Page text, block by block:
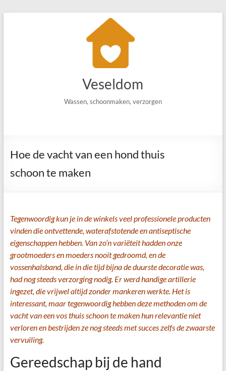
Veseldom
Wassen, schoonmaken, verzorgen
Hoe de vacht van een hond thuis
schoon te maken
Tegenwoordig kun je in de winkels veel professionele producten
vinden die ontvettende, waterafstotende en antiseptische
eigenschappen hebben. Van zo’n variëteit hadden onze
grootmoeders en moeders nooit gedroomd, en de
vossenhalsband, die in die tijd bijna de duurste decoratie was,
had nog steeds verzorging nodig. Er werd handige artillerie
ingezet, die vrijwel altijd zonder mankeren werkte. Het is
interessant, maar tegenwoordig hebben deze methoden om de
vacht van een vos thuis schoon te maken hun relevantie niet
verloren en bestrijden ze nog steeds met succes zelfs de zwaarste
vervuiling.
Gereedschap bij de hand